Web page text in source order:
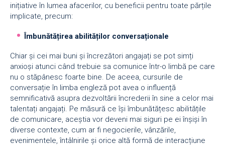
inițiative în lumea afacerilor, cu beneficii pentru toate părțile
implicate, precum:
Îmbunătățirea abilităților conversaționale
Chiar și cei mai buni și încrezători angajați se pot simți
anxioși atunci când trebuie sa comunice într-o limbă pe care
nu o stăpânesc foarte bine. De aceea, cursurile de
conversație în limba engleză pot avea o influență
semnificativă asupra dezvoltării încrederii în sine a celor mai
talentați angajați. Pe măsură ce își îmbunătățesc abilitățile
de comunicare, aceștia vor deveni mai siguri pe ei înșiși în
diverse contexte, cum ar fi negocierile, vânzările,
evenimentele, întâlnirile și orice altă formă de interacțiune